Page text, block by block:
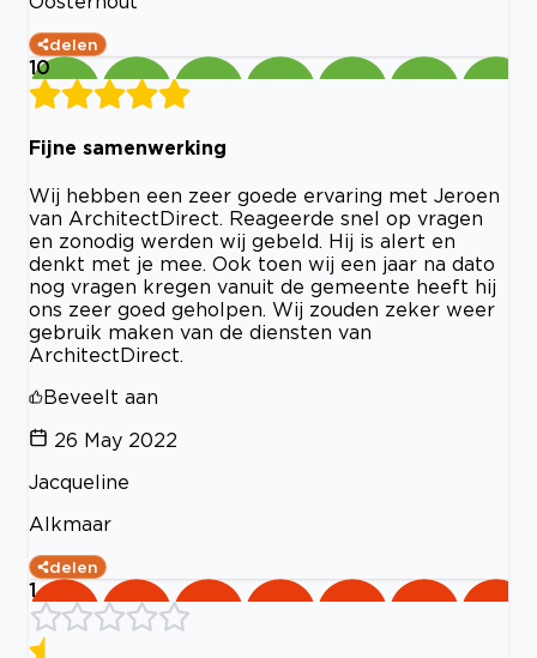
delen
10
Fijne samenwerking
Wij hebben een zeer goede ervaring met Jeroen
van ArchitectDirect. Reageerde snel op vragen
en zonodig werden wij gebeld. Hij is alert en
denkt met je mee. Ook toen wij een jaar na dato
nog vragen kregen vanuit de gemeente heeft hij
ons zeer goed geholpen. Wij zouden zeker weer
gebruik maken van de diensten van
ArchitectDirect.
Beveelt aan
26 May 2022
Jacqueline
Alkmaar
delen
1